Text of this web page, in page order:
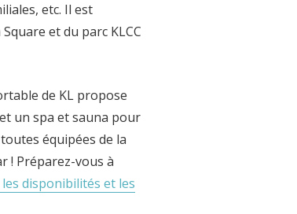
etc. Il est
et du parc KLCC
de KL propose
un spa et sauna pour
équipées de la
! Préparez-vous à
disponibilités et les